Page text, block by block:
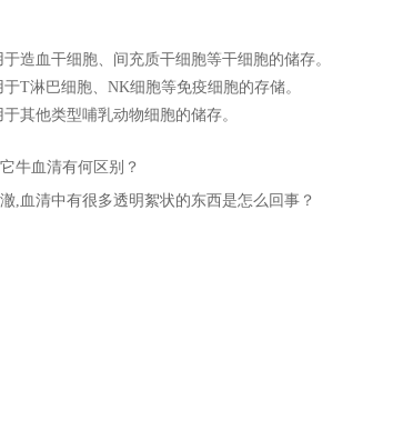
血干细胞、间充质干细胞等干细胞的储存。
淋巴细胞、NK细胞等免疫细胞的存储。
他类型哺乳动物细胞的储存。
牛血清有何区别？
,血清中有很多透明絮状的东西是怎么回事？